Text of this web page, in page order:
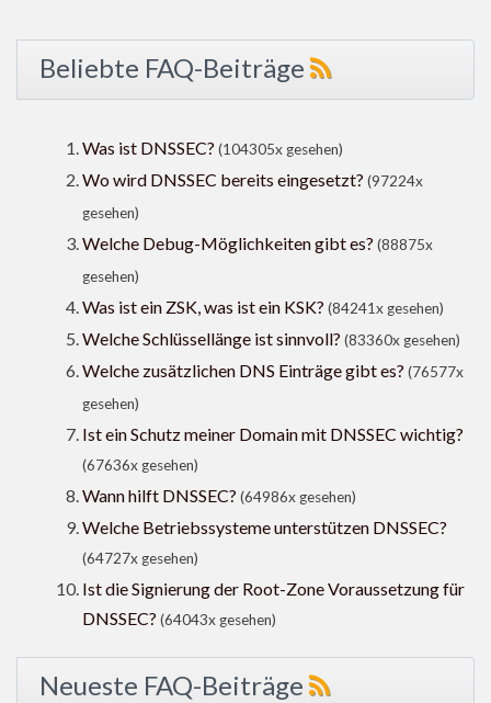
Beliebte FAQ-Beiträge
Was ist DNSSEC? (104305x gesehen)
Wo wird DNSSEC bereits eingesetzt? (97224x
gesehen)
Welche Debug-Möglichkeiten gibt es? (88875x
gesehen)
Was ist ein ZSK, was ist ein KSK? (84241x gesehen)
Welche Schlüssellänge ist sinnvoll? (83360x gesehen)
Welche zusätzlichen DNS Einträge gibt es? (76577x
gesehen)
Ist ein Schutz meiner Domain mit DNSSEC wichtig?
(67636x gesehen)
Wann hilft DNSSEC? (64986x gesehen)
Welche Betriebssysteme unterstützen DNSSEC?
(64727x gesehen)
Ist die Signierung der Root-Zone Voraussetzung für
DNSSEC? (64043x gesehen)
Neueste FAQ-Beiträge